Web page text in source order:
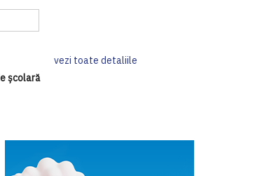
școlară
vezi toate detaliile